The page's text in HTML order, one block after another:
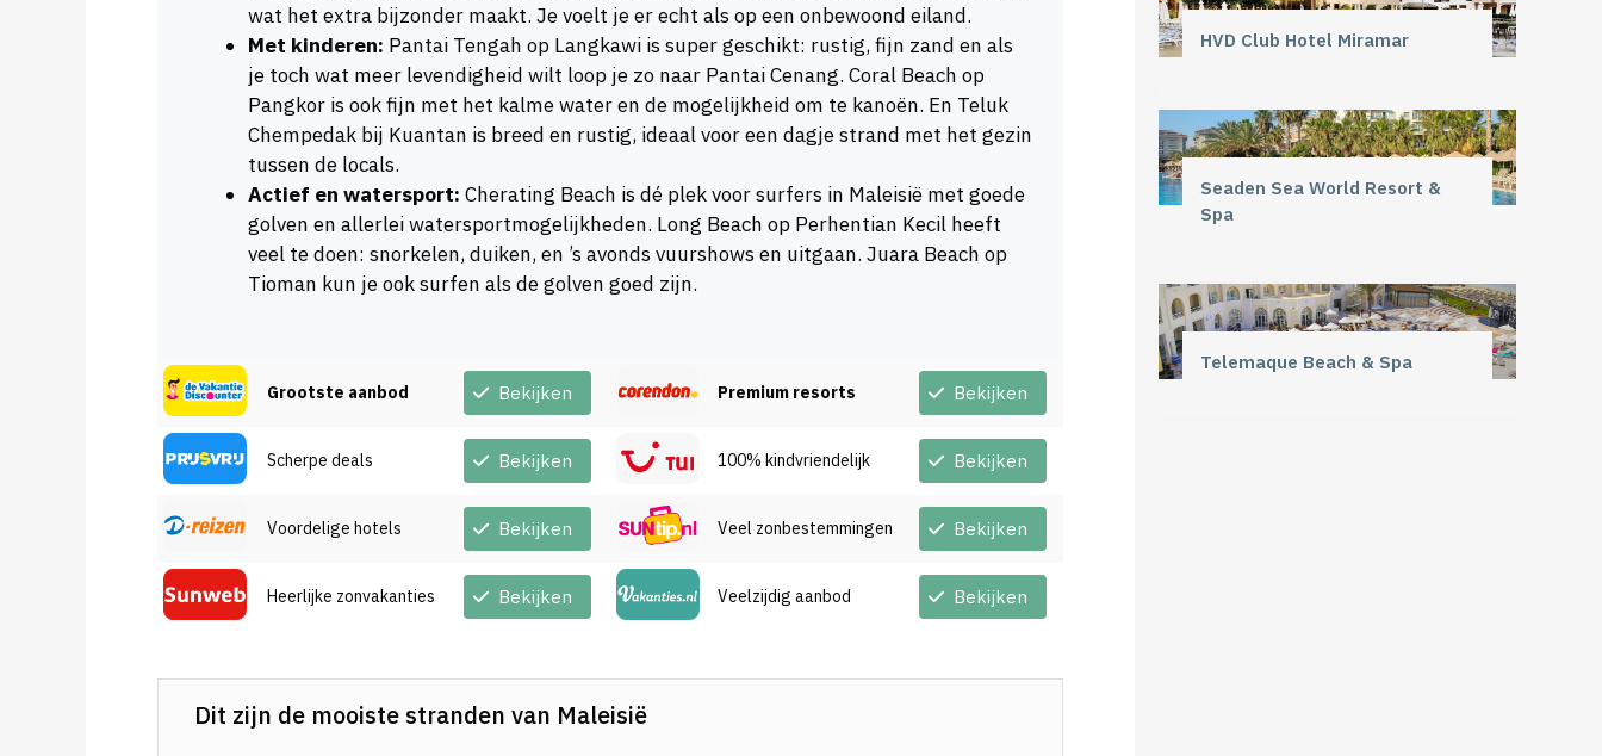
wat het extra bijzonder maakt. Je voelt je er echt als op een onbewoond eiland.
Met kinderen: Pantai Tengah op Langkawi is super geschikt: rustig, fijn zand en als
je toch wat meer levendigheid wilt loop je zo naar Pantai Cenang. Coral Beach op
Pangkor is ook fijn met het kalme water en de mogelijkheid om te kanoën. En Teluk
Chempedak bij Kuantan is breed en rustig, ideaal voor een dagje strand met het gezin
tussen de locals.
Actief en watersport: Cherating Beach is dé plek voor surfers in Maleisië met goede
golven en allerlei watersportmogelijkheden. Long Beach op Perhentian Kecil heeft
veel te doen: snorkelen, duiken, en ’s avonds vuurshows en uitgaan. Juara Beach op
Tioman kun je ook surfen als de golven goed zijn.
Grootste aanbod Bekijken
Scherpe deals Bekijken
Voordelige hotels Bekijken
Heerlijke zonvakanties Bekijken
Premium resorts Bekijken
100% kindvriendelijk Bekijken
Veel zonbestemmingen Bekijken
Veelzijdig aanbod Bekijken
Dit zijn de mooiste stranden van Maleisië
HVD Club Hotel Miramar
Seaden Sea World Resort &
Spa
Telemaque Beach & Spa